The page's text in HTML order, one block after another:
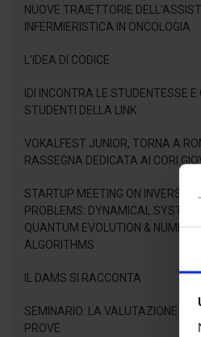
NUOVE TRAIETTORIE
INFERMIERISTICA IN ONCOLOGIA
L'IDEA DI CODICE
IDI INCONTRA LE STUDENTESSE E
STUDENTI DELLA LINK
VOKALFEST JUNIOR, TORNA A
RASSEGNA DEDICATA AI CORI
STARTUP MEETING ON INVERSE
PROBLEMS: DYNAMICAL SYSTEMS,
QUANTUM EVOLUTION &
ALGORITHMS
IL DAMS SI RACCONTA
SEMINARIO: LA VALUTAZIONE
PROVE